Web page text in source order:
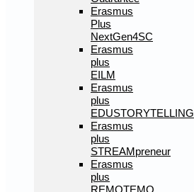
Erasmus
Plus
NextGen4SC
Erasmus
plus
EILM
Erasmus
plus
EDUSTORYTELLING
Erasmus
plus
STREAMpreneur
Erasmus
plus
REMOTEMO